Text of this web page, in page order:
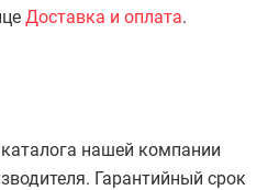
Доставка и оплата.
нашей компании
Гарантийный срок